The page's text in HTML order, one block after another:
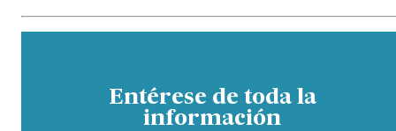
Entérese de toda la
información